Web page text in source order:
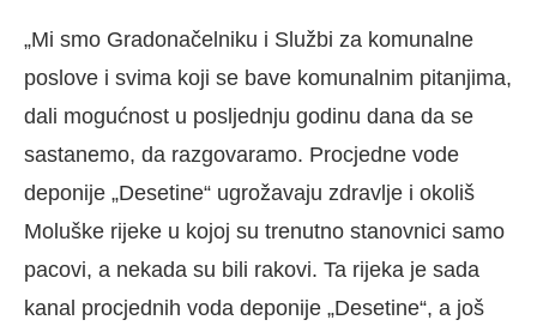
„Mi smo Gradonačelniku i Službi za komunalne
poslove i svima koji se bave komunalnim pitanjima,
dali mogućnost u posljednju godinu dana da se
sastanemo, da razgovaramo. Procjedne vode
deponije „Desetine“ ugrožavaju zdravlje i okoliš
Moluške rijeke u kojoj su trenutno stanovnici samo
pacovi, a nekada su bili rakovi. Ta rijeka je sada
kanal procjednih voda deponije „Desetine“, a još